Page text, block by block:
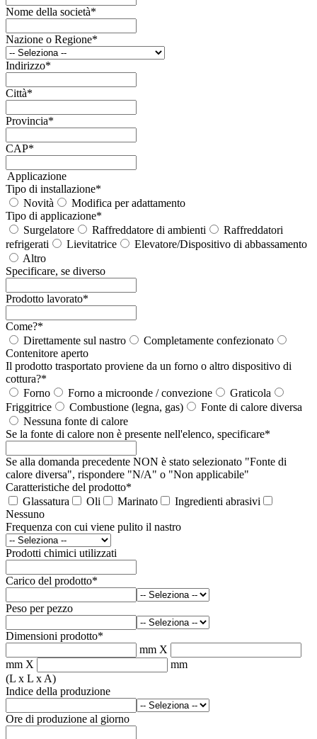
Nome della società*
Nazione o Regione*
Indirizzo*
Città*
Provincia*
CAP*
Applicazione
Tipo di installazione*
Novità
Modifica per adattamento
Tipo di applicazione*
Surgelatore
Raffreddatore di ambienti
Raffreddatori
refrigerati
Lievitatrice
Elevatore/Dispositivo di abbassamento
Altro
Specificare, se diverso
Prodotto lavorato*
Come?*
Direttamente sul nastro
Completamente confezionato
Contenitore aperto
Il prodotto trasportato proviene da un forno o altro dispositivo di
cottura?*
Forno
Forno a microonde / convezione
Graticola
Friggitrice
Combustione (legna, gas)
Fonte di calore diversa
Nessuna fonte di calore
Se la fonte di calore non è presente nell'elenco, specificare*
Se alla domanda precedente NON è stato selezionato "Fonte di
calore diversa", rispondere "N/A" o "Non applicabile"
Caratteristiche del prodotto*
Glassatura
Oli Marinato
Ingredienti abrasivi
Nessuno
Frequenza con cui viene pulito il nastro
Prodotti chimici utilizzati
Carico del prodotto*
Peso per pezzo
Dimensioni prodotto*
mm X
mm X
mm
(L x L x A)
Indice della produzione
Ore di produzione al giorno